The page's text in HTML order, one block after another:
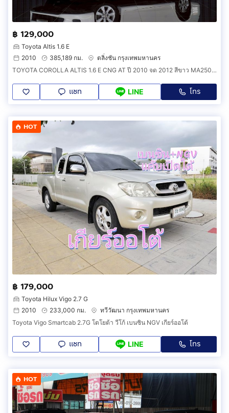
฿ 129,000
Toyota Altis 1.6 E
2010
385,189 กม.
ตลิ่งชัน กรุงเทพมหานคร
TOYOTA COROLLA ALTIS 1.6 E CNG AT ปี 2010 จด 2012 สีขาว MA250701
แชท LINE โทร
HOT
฿ 179,000
Toyota Hilux Vigo 2.7 G
2010
233,000 กม.
ทวีวัฒนา กรุงเทพมหานคร
Toyota Vigo Smartcab 2.7G โตโยต้า วีโก้ เบนซิน NGV เกียร์ออโต้
แชท LINE โทร
HOT